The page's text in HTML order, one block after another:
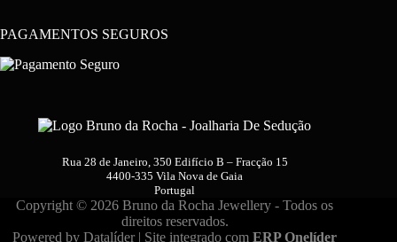
PAGAMENTOS SEGUROS
Rua 28 de Janeiro, 350 Edifício B – Fracção 15
4400-335 Vila Nova de Gaia
Portugal
Copyright © 2026 Bruno da Rocha Jewellery - Todos os
direitos reservados.
Powered byDatalíder| Site integrado comERP Onelíder